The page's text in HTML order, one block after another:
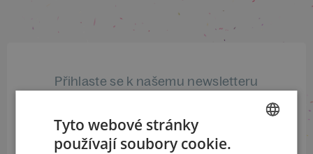
Přihlaste se k našemu newsletteru
ODEBÍRAT NEWSLETTER
Tyto webové stránky
používají soubory cookie.